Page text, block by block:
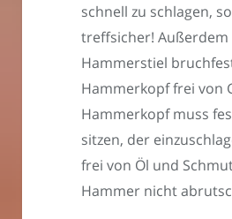
schnell zu schlagen,
treffsicher!
Hammerstiel
Hammerkopf frei von
Hammerkopf muss
sitzen, der
frei von Öl und
Hammer nicht